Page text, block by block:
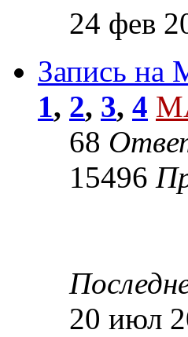
24 фев
Запись
1, 2, 3, 4
68
15496
20 июл